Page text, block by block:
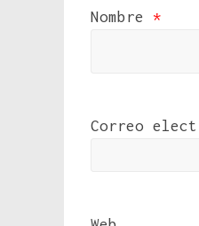
Nombre *
Correo